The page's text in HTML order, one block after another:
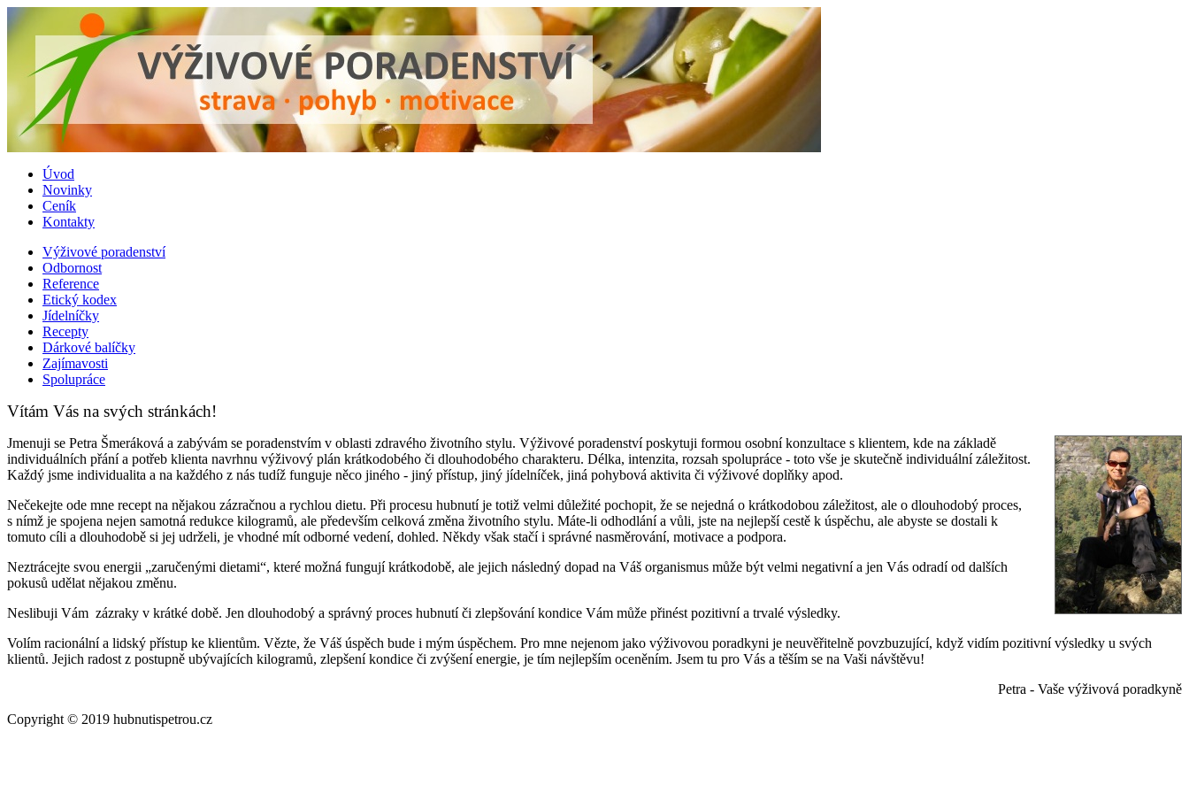
Úvod
Novinky
Ceník
Kontakty
Výživové poradenství
Odbornost
Reference
Etický kodex
Jídelníčky
Recepty
Dárkové balíčky
Zajímavosti
Spolupráce
Vítám Vás na svých stránkách!
Jmenuji se Petra Šmeráková a zabývám se poradenstvím v oblasti zdravého životního stylu. Výživové poradenství poskytuji formou osobní konzultace s klientem, kde na základě
individuálních přání a potřeb klienta navrhnu výživový plán krátkodobého či dlouhodobého charakteru. Délka, intenzita, rozsah spolupráce - toto vše je skutečně individuální záležitost.
Každý jsme individualita a na každého z nás tudíž funguje něco jiného - jiný přístup, jiný jídelníček, jiná pohybová aktivita či výživové doplňky apod.
Nečekejte ode mne recept na nějakou zázračnou a rychlou dietu. Při procesu hubnutí je totiž velmi důležité pochopit, že se nejedná o krátkodobou záležitost, ale o dlouhodobý proces,
s nímž je spojena nejen samotná redukce kilogramů, ale především celková změna životního stylu. Máte-li odhodlání a vůli, jste na nejlepší cestě k úspěchu, ale abyste se dostali k
tomuto cíli a dlouhodobě si jej udrželi, je vhodné mít odborné vedení, dohled. Někdy však stačí i správné nasměrování, motivace a podpora.
Neztrácejte svou energii „zaručenými dietami“, které možná fungují krátkodobě, ale jejich následný dopad na Váš organismus může být velmi negativní a jen Vás odradí od dalších
pokusů udělat nějakou změnu.
Neslibuji Vám zázraky v krátké době. Jen dlouhodobý a správný proces hubnutí či zlepšování kondice Vám může přinést pozitivní a trvalé výsledky.
Volím racionální a lidský přístup ke klientům. Vězte, že Váš úspěch bude i mým úspěchem. Pro mne nejenom jako výživovou poradkyni je neuvěřitelně povzbuzující, když vidím pozitivní výsledky u svých
klientů. Jejich radost z postupně ubývajících kilogramů, zlepšení kondice či zvýšení energie, je tím nejlepším oceněním. Jsem tu pro Vás a těším se na Vaši návštěvu!
Petra - Vaše výživová poradkyně
Copyright © 2019 hubnutispetrou.cz